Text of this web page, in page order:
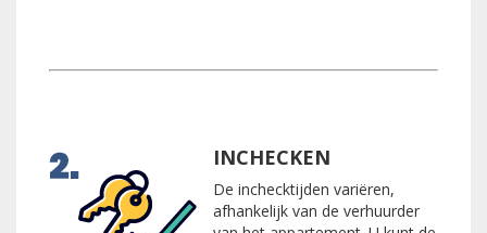
INCHECKEN
De inchecktijden variëren,
afhankelijk van de verhuurder